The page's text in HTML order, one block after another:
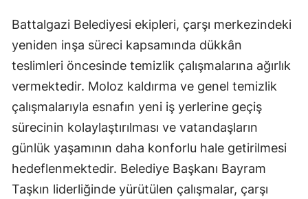
Battalgazi Belediyesi ekipleri, çarşı merkezindeki
yeniden inşa süreci kapsamında dükkân
teslimleri öncesinde temizlik çalışmalarına ağırlık
vermektedir. Moloz kaldırma ve genel temizlik
çalışmalarıyla esnafın yeni iş yerlerine geçiş
sürecinin kolaylaştırılması ve vatandaşların
günlük yaşamının daha konforlu hale getirilmesi
hedeflenmektedir. Belediye Başkanı Bayram
Taşkın liderliğinde yürütülen çalışmalar, çarşı